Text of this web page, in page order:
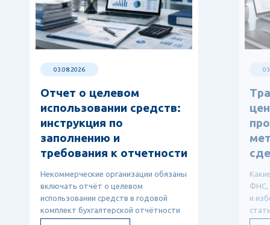
03.08.2026
Отчет о целевом
использовании средств:
инструкция по
заполнению и
требования к отчетности
Некоммерческие организации обязаны
включать отчёт о целевом
использовании средств в годовой
комплект бухгалтерской отчётности
ФНС,
и